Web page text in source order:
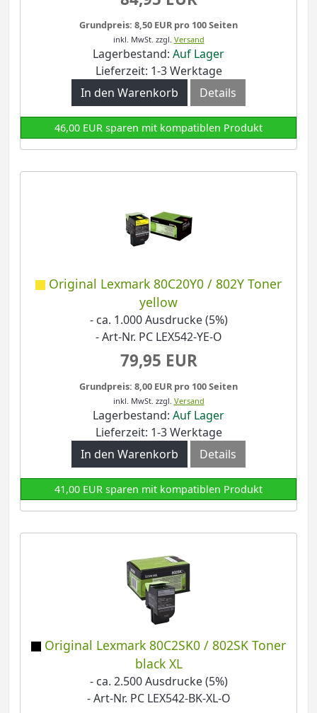
Grundpreis: 8,50 EUR pro 100 Seiten
inkl. MwSt. zzgl. Versand
Lagerbestand: Auf Lager
Lieferzeit: 1-3 Werktage
In den Warenkorb
Details
46,00 EUR sparen mit kompatiblen Produkt
Original Lexmark 80C20Y0 / 802Y Toner
yellow
- ca. 1.000 Ausdrucke (5%)
- Art-Nr. PC LEX542-YE-O
79,95 EUR
Grundpreis: 8,00 EUR pro 100 Seiten
inkl. MwSt. zzgl. Versand
Lagerbestand: Auf Lager
Lieferzeit: 1-3 Werktage
In den Warenkorb
Details
41,00 EUR sparen mit kompatiblen Produkt
Original Lexmark 80C2SK0 / 802SK Toner
black XL
- ca. 2.500 Ausdrucke (5%)
- Art-Nr. PC LEX542-BK-XL-O